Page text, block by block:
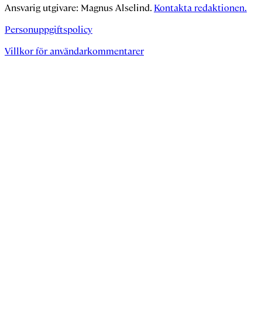
Ansvarig utgivare: Magnus Alselind. Kontakta redaktionen.
Personuppgiftspolicy
Villkor för användarkommentarer